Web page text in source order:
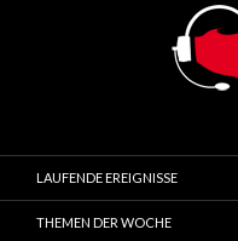
LAUFENDE EREIGNISSE
THEMEN DER WOCHE